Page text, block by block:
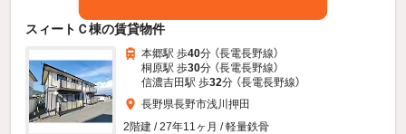
スィートＣ棟の賃貸物件
本郷駅 歩40分 （長電長野線）
桐原駅 歩30分 （長電長野線）
信濃吉田駅 歩32分 （長電長野線）
長野県長野市浅川押田
2階建 / 27年11ヶ月 / 軽量鉄骨